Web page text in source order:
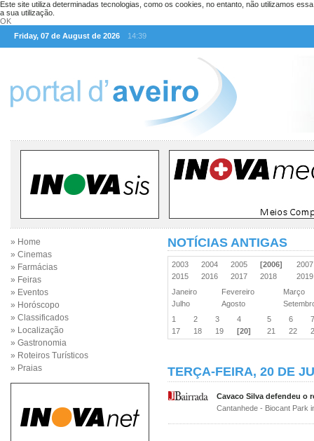
Este site utiliza determinadas tecnologias, como os cookies, no entanto, não utilizamos
a sua utilização.
OK
Friday, 07 de August de 2026
14:39
» Home
» Cinemas
» Farmácias
» Feiras
» Eventos
» Horóscopo
» Classificados
» Localização
» Gastronomia
» Roteiros Turísticos
» Praias
NOTÍCIAS ANTIGAS
2003 2004 2005 [2006]
2015
2016 2017 2018
Janeiro
Fevereiro
Março
Julho
Agosto
1
2 3 4 5 6
17
18 19 [20] 21 22
TERÇA-FEIRA, 20 DE
Cavaco Silva defendeu o
Cantanhede - Biocant Park